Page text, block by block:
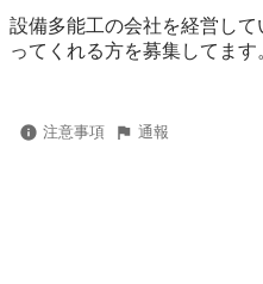
設備多能工の会社を経営し
ってくれる方を募集してます
注意事項 通報